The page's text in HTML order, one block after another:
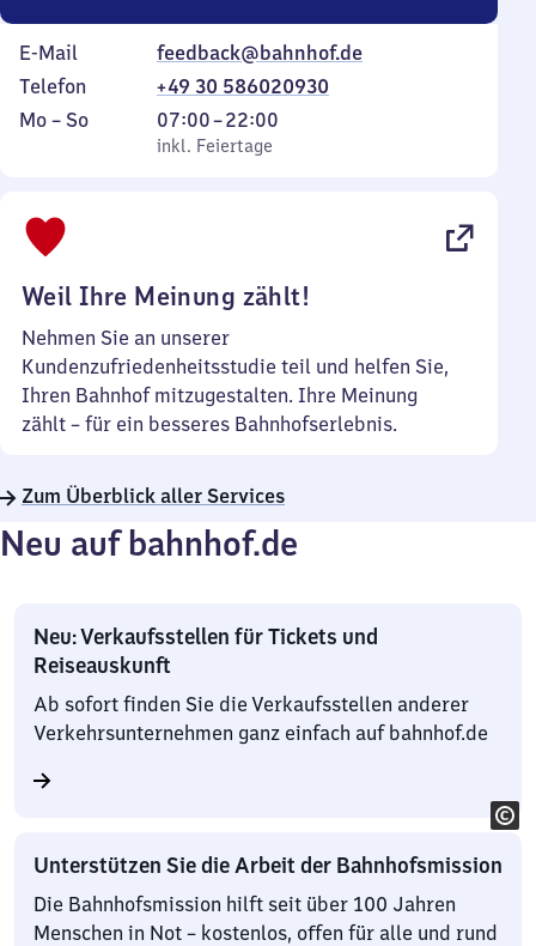
E-Mail
feedback@bahnhof.de
Telefon
+49 30 586020930
Montag
Mo – So,
inkl. Feiertage
07:00–22:00
Von
7
inkl. Feiertage
Weil Ihre Meinung zählt!
Nehmen Sie an unserer
Kundenzufriedenheitsstudie teil und helfen Sie,
Ihren Bahnhof mitzugestalten. Ihre Meinung
zählt – für ein besseres Bahnhofserlebnis.
Zum Überblick aller Services
Neu auf bahnhof.de
Neu: Verkaufsstellen für Tickets und
Reiseauskunft
Ab sofort finden Sie die Verkaufsstellen anderer
Verkehrsunternehmen ganz einfach auf bahnhof.de
Unterstützen Sie die Arbeit der Bahnhofsmission
Die Bahnhofsmission hilft seit über 100 Jahren
Menschen in Not – kostenlos, offen für alle und rund